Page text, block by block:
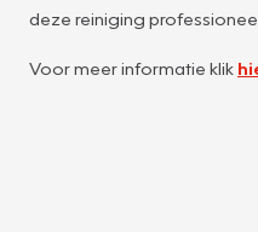
deze reiniging
Voor meer informatie klik